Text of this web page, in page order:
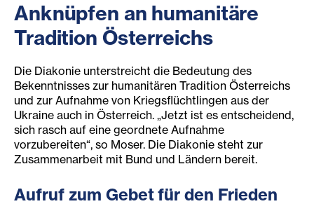
Anknüpfen an humanitäre
Tradition Österreichs
Die Diakonie unterstreicht die Bedeutung des
Bekenntnisses zur humanitären Tradition Österreichs
und zur Aufnahme von Kriegsflüchtlingen aus der
Ukraine auch in Österreich. „Jetzt ist es entscheidend,
sich rasch auf eine geordnete Aufnahme
vorzubereiten“, so Moser. Die Diakonie steht zur
Zusammenarbeit mit Bund und Ländern bereit.
Aufruf zum Gebet für den Frieden